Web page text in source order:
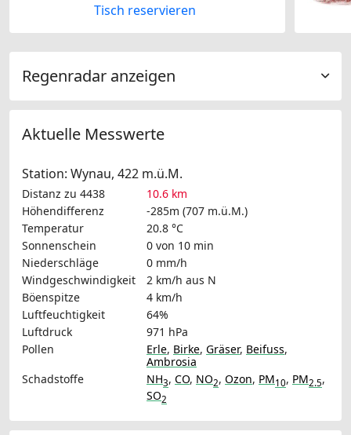
Tisch reservieren
Regenradar anzeigen
Aktuelle Messwerte
Station: Wynau, 422 m.ü.M.
Distanz zu 4438
10.6 km
Höhendifferenz
-285m (707 m.ü.M.)
Temperatur
20.8 °C
Sonnenschein
0 von 10 min
Niederschläge
0 mm/h
Windgeschwindigkeit
2 km/h aus N
Böenspitze
4 km/h
Luftfeuchtigkeit
64%
Luftdruck
971 hPa
Pollen
Erle, Birke, Gräser, Beifuss,
Ambrosia
Schadstoffe
NH3, CO, NO2, Ozon, PM10, PM2.5,
SO2